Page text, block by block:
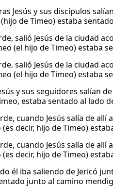
Jesús y sus discípulos
de Timeo) estaba
salió Jesús de la ciudad
(el hijo de Timeo) estaba
salió Jesús de la ciudad
(el hijo de Timeo) estaba
y sus seguidores salían
estaba sentado al lado
cuando Jesús salía de
decir, hijo de Timeo)
cuando Jesús salía de
decir, hijo de Timeo)
él iba saliendo de Jericó
junto al camino